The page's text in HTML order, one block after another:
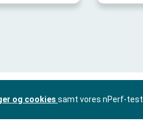
og cookies samt vores nPerf-test